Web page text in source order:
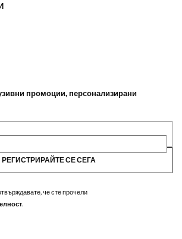
промоции, персонализирани
РЕГИСТРИРАЙТЕ СЕ СЕГА
че сте прочели
.